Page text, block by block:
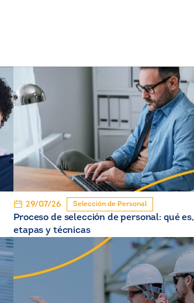
29/07/26 Selección de Personal
Proceso de selección de personal: qué es,
etapas y técnicas